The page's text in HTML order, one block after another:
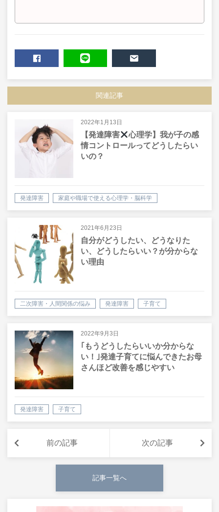
関連記事
2022年1月13日
【発達障害
心理学】我が子の感
情コントロールってどうしたらい
いの？
発達障害 家庭や職場で使える心理学・脳科学
2021年6月23日
自分がどうしたい、どうなりた
い、どうしたらいい？が分からな
い理由
二次障害・人間関係の悩み 発達障害 子育て
2022年9月3日
｢もうどうしたらいいか分からな
い！｣発達子育てに悩んできたお母
さんほど改善を感じやすい
発達障害 子育て
前の記事 次の記事
記事一覧へ